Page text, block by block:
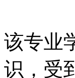
该专业
识，受